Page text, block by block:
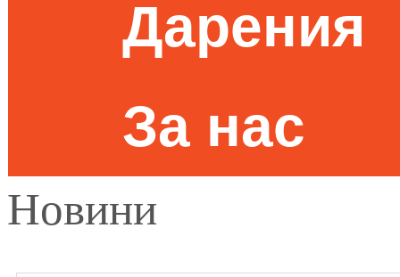
Дарения
За нас
Новини